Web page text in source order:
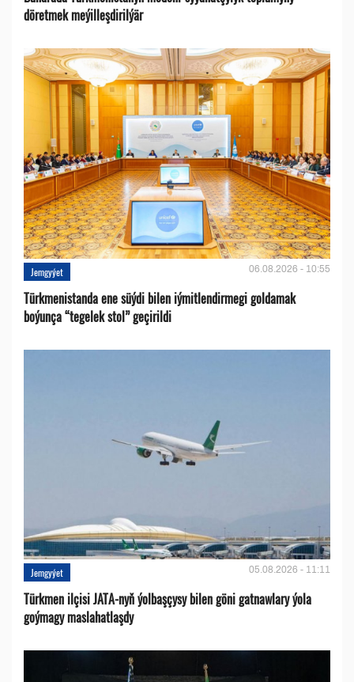
döretmek meýilleşdirilýär
Jemgyýet 06.08.2026 - 10:55
Türkmenistanda ene süýdi bilen iýmitlendirmegi goldamak
boýunça “tegelek stol” geçirildi
Jemgyýet 05.08.2026 - 11:11
Türkmen ilçisi JATA-nyň ýolbaşçysy bilen göni gatnawlary ýola
goýmagy maslahatlaşdy